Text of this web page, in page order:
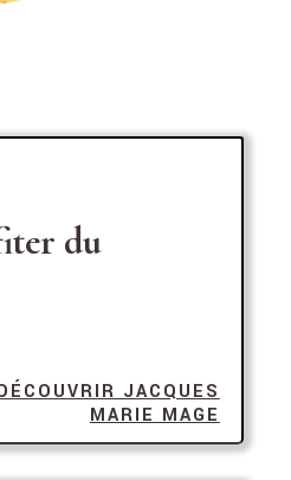
du
JACQUES
MARIE MAGE